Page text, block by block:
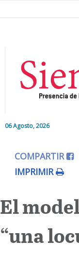
06 Agosto, 2026
Editorial
Colaboradores
Internacional
COMPARTIR
IMPRIMIR
El
“una